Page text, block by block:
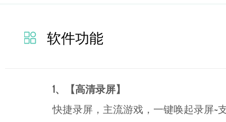
软件功能
1、【高清录屏】
快捷录屏，主流游戏，一键唤起录屏~